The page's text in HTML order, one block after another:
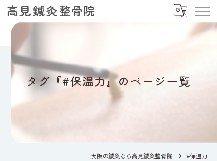
タグ『#保温力』のページ一覧
大阪の鍼灸なら高見鍼灸整骨院 #保温力